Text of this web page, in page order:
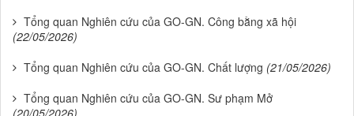
Tổng quan Nghiên cứu của GO-GN. Công bằng xã hội
(22/05/2026)
Tổng quan Nghiên cứu của GO-GN. Chất lượng (21/05/2026)
Tổng quan Nghiên cứu của GO-GN. Sư phạm Mở